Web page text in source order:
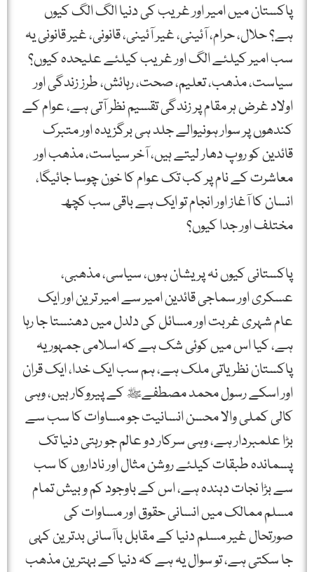
پاکستان میں امیر اور غریب کی دنیا الگ الگ کیوں
ہے؟ حلال، حرام، آئینی، غیر آئینی، قانونی، غیر قانونی یہ
سب امیر کیلئے الگ اور غریب کیلئے علیحدہ کیوں؟
سیاست، مذھب، تعلیم، صحت، رہائش، طرز زندگی اور
اولاد غرض ہر مقام پر زندگی تقسیم نظر آتی ہے، عوام کے
کندھوں پر سوار ہونیوالے جلد ہی برگزیدہ اور متبرک
قائدین کو روپ دھار لیتے ہیں، آخر سیاست، مذھب اور
معاشرت کے نام پر کب تک عوام کا خون چوسا جائیگا،
انسان کا آغاز اور انجام تو ایک ہے باقی سب کچھ
مختلف اور جدا کیوں؟
پاکستانی کیوں نہ پریشان ہوں، سیاسی، مذھبی،
عسکری اور سماجی قائدین امیر سے امیر ترین اور ایک
عام شہری غربت اور مسائل کی دلدل میں دھنستا جا رہا
ہے، کیا اس میں کوئی شک ہے کہ اسلامی جمہوریہ
پاکستان نظریاتی ملک ہے، ہم سب ایک خدا، ایک قران
اور اسکے رسول محمد مصطفےﷺ کے پیروکار ہیں، وہی
کالی کملی والا محسن انسانیت جو مساوات کا سب سے
بڑا علمبردار ہے، وہی سرکار دو عالم جو رہتی دنیا تک
پسماندہ طبقات کیلئے روشن مثال اور ناداروں کا سب
سے بڑا نجات دہندہ ہے، اس کے باوجود کم و بیش تمام
مسلم ممالک میں انسانی حقوق اور مساوات کی
صورتحال غیر مسلم دنیا کے مقابل باآسانی بدترین کہی
جا سکتی ہے، تو سوال یہ ہے کہ دنیا کے بہترین مذھب